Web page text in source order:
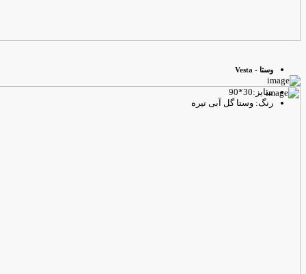
وستا - Vesta
سایز:30*90
رنگ: وستا گل آبی تیره